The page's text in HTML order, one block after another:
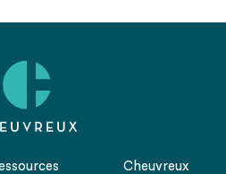
Cheuvreux